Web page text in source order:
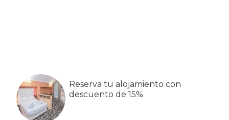
primaria
Reserva tu alojamiento con
descuento de 15%